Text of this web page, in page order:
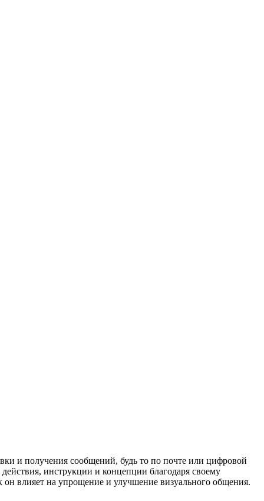
и получения сообщений, будь то по почте или цифровой
инструкции и концепции благодаря своему
влияет на упрощение и улучшение визуального общения.